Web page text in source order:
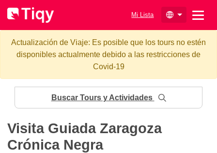
Mi Lista
Actualización de Viaje: Es posible que los tours no estén
disponibles actualmente debido a las restricciones de
Covid-19
Buscar Tours y Actividades
Visita Guiada Zaragoza
Crónica Negra